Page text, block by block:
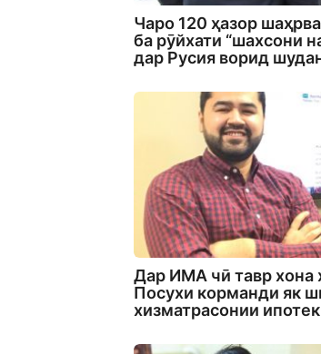
Чаро 120 ҳазор
ба рӯйхати “шахсони
дар Русия ворид
Дар ИМА чӣ тавр хона
Посухи корманди як
хизматрасонии